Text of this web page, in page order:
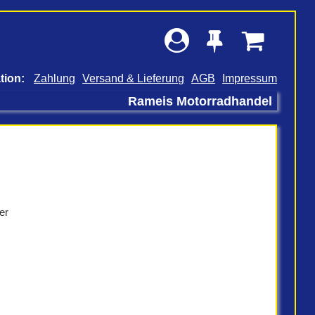
Zahlung Versand & Lieferung AGB Impressum
Rameis Motorradhandel